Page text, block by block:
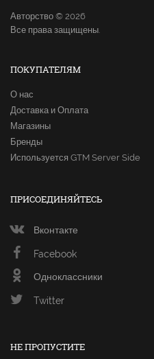
Авторство © 2026
Все права защищены.
ПОКУПАТЕЛЯМ
О нас
Доставка и Оплата
Магазины
Бренды
Используется GTM Server Side
ПРИСОЕДИНЯЙТЕСЬ
Вконтакте
Facebook
Одноклассники
Twitter
НЕ ПРОПУСТИТЕ